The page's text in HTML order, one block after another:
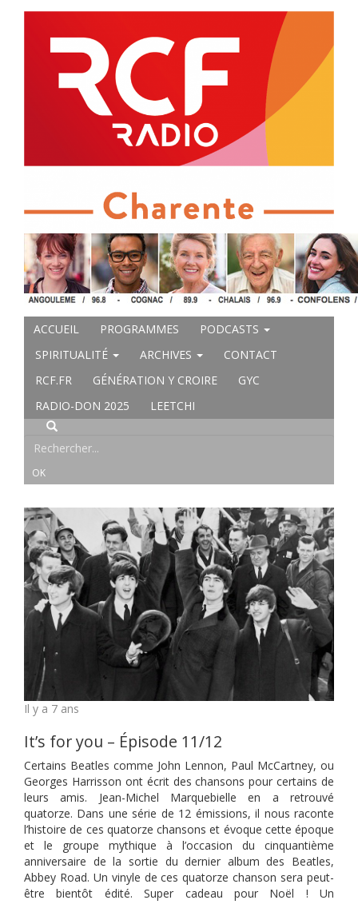
ACCUEIL PROGRAMMES
PODCASTS
SPIRITUALITÉ
ARCHIVES
CONTACT
RCF.FR
GÉNÉRATION Y CROIRE
GYC
RADIO-DON 2025
LEETCHI
Il y a 7 ans
It’s for you – Épisode 11/12
Certains Beatles comme John Lennon, Paul McCartney, ou
Georges Harrisson ont écrit des chansons pour certains de
leurs amis. Jean-Michel Marquebielle en a retrouvé
quatorze. Dans une série de 12 émissions, il nous raconte
l’histoire de ces quatorze chansons et évoque cette époque
et le groupe mythique à l’occasion du cinquantième
anniversaire de la sortie du dernier album des Beatles,
Abbey Road. Un vinyle de ces quatorze chanson sera peut-
être bientôt édité. Super cadeau pour Noël ! Un